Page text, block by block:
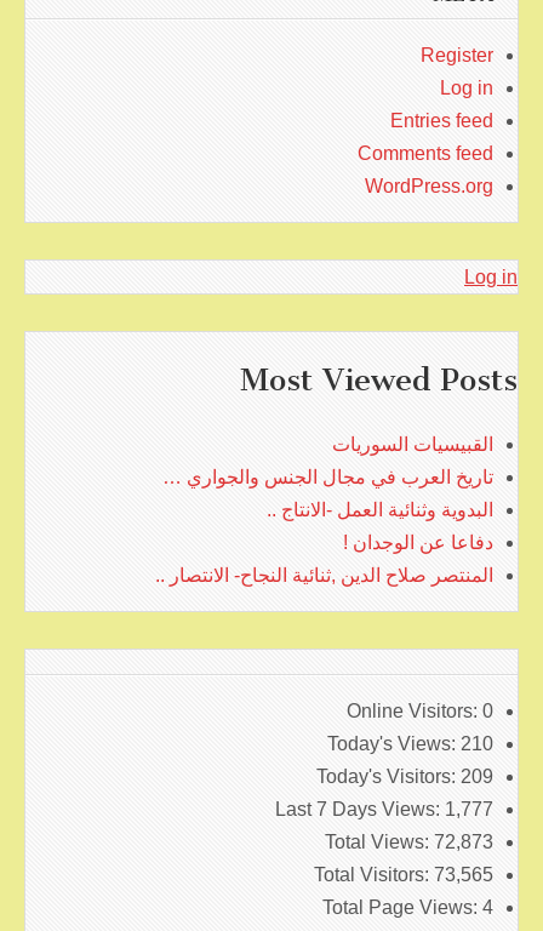
Register
Log in
Entries feed
Comments feed
WordPress.org
Log in
Most Viewed Posts
القبيسيات السوريات
تاريخ العرب في مجال الجنس والجواري …
البدوية وثنائية العمل -الانتاج ..
دفاعا عن الوجدان !
المنتصر صلاح الدين ,ثنائية النجاح- الانتصار ..
Online Visitors: 0
Today's Views: 210
Today's Visitors: 209
Last 7 Days Views: 1,777
Total Views: 72,873
Total Visitors: 73,565
Total Page Views: 4